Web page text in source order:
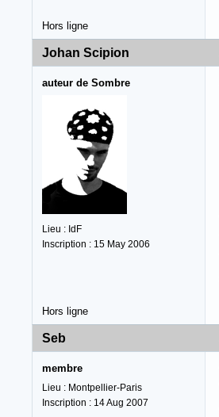
Hors ligne
Johan Scipion
auteur de Sombre
Lieu : IdF
Inscription : 15 May 2006
Hors ligne
Seb
membre
Lieu : Montpellier-Paris
Inscription : 14 Aug 2007